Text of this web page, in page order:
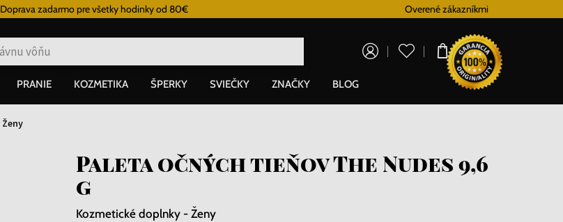
Doprava zadarmo pre všetky hodinky od 80€ Overené zákazníkmi
0,00 €
PRANIE KOZMETIKA ŠPERKY SVIEČKY ZNAČKY BLOG
Ženy
Paleta očných tieňov The Nudes 9,6
g
Kozmetické doplnky - Ženy